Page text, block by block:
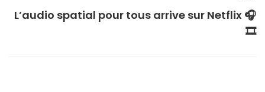
L’audio spatial pour tous arrive sur Netflix 🎧
🎞️